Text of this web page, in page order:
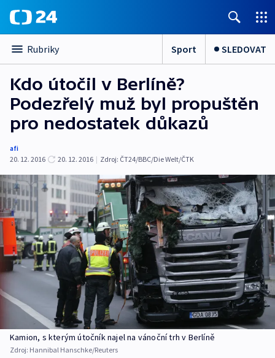
Rubriky Sport SLEDOVAT
Kdo útočil v Berlíně?
Podezřelý muž byl propuštěn
pro nedostatek důkazů
afi
20. 12. 2016
20. 12. 2016 | Zdroj: ČT24/BBC/Die Welt/ČTK
Kamion, s kterým útočník najel na vánoční trh v Berlíně
Zdroj: Hannibal Hanschke/Reuters